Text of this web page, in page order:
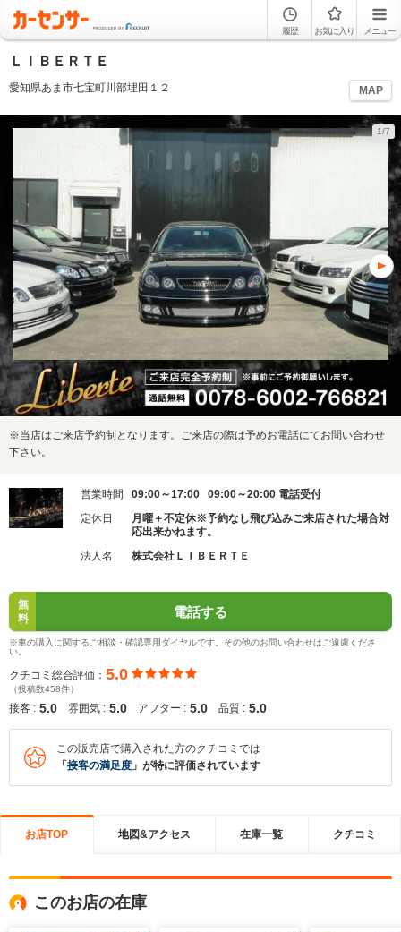
履歴 お気に入り メニュー
ＬＩＢＥＲＴＥ
愛知県あま市七宝町川部埋田１２ MAP
1/7
※当店はご来店予約制となります。ご来店の際は予めお電話にてお問い合わせ
下さい。
営業時間
09:00～17:00 09:00～20:00 電話受付
定休日
月曜＋不定休※予約なし飛び込みご来店された場合対
応出来かねます。
法人名
株式会社ＬＩＢＥＲＴＥ
無
料
電話する
※車の購入に関するご相談・確認専用ダイヤルです。その他のお問い合わせはご遠慮くださ
い。
クチコミ総合評価： 5.0
（投稿数458件）
接客 : 5.0 雰囲気 : 5.0 アフター : 5.0 品質 : 5.0
この販売店で購入された方のクチコミでは
「 接客の満足度 」が特に評価されています
お店TOP 地図&アクセス 在庫一覧 クチコミ
このお店の在庫